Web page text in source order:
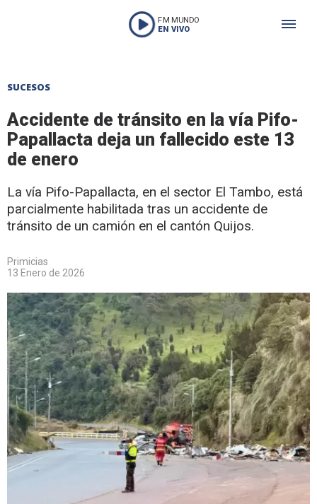
FM MUNDO
EN VIVO
SUCESOS
Accidente de tránsito en la vía Pifo-
Papallacta deja un fallecido este 13
de enero
La vía Pifo-Papallacta, en el sector El Tambo, está
parcialmente habilitada tras un accidente de
tránsito de un camión en el cantón Quijos.
Primicias
13 Enero de 2026